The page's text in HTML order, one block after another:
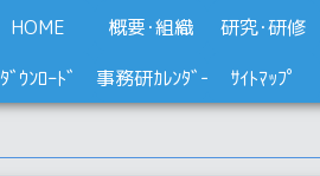
HOME 概要･組織 研究･研修
ﾀﾞｳﾝﾛｰﾄﾞ
事務研ｶﾚﾝﾀﾞｰ ｻｲﾄﾏｯﾌﾟ